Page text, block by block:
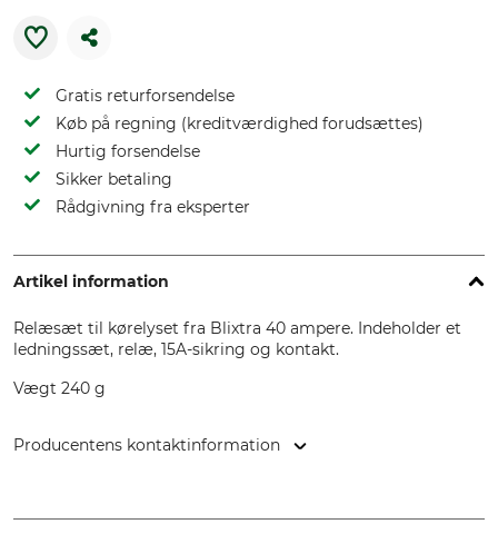
Gratis returforsendelse
Køb på regning (kreditværdighed forudsættes)
Hurtig forsendelse
Sikker betaling
Rådgivning fra eksperter
Artikel information
Relæsæt til kørelyset fra Blixtra 40 ampere. Indeholder et
ledningssæt, relæ, 15A-sikring og kontakt.
Vægt 240 g
Producentens kontaktinformation
Höganäs, Sweden, www.blixtra.eu